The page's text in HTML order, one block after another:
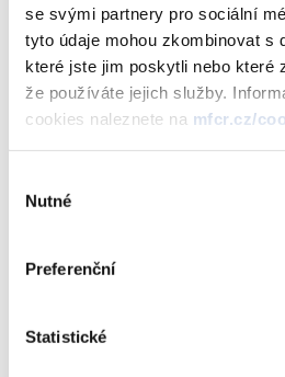
se svými partnery pro sociální
tyto údaje mohou zkombinovat s
které jste jim poskytli nebo které
že používáte jejich služby.
cookies naleznete na mfcr.cz/
souhlasu
Nutné
Preferenční
Statistické
Oznámení Ministerstva
vydání 5. tranše PROTI-
spořicího státního
republiky, 2012–2019,